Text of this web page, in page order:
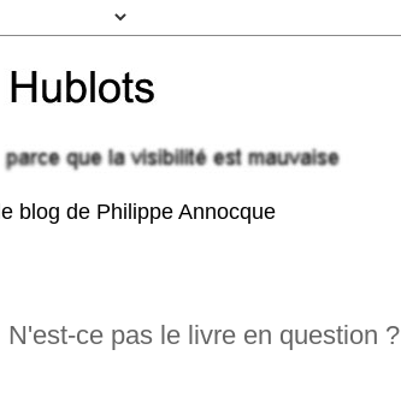
le blog de Philippe Annocque
N'est-ce pas le livre en question ?